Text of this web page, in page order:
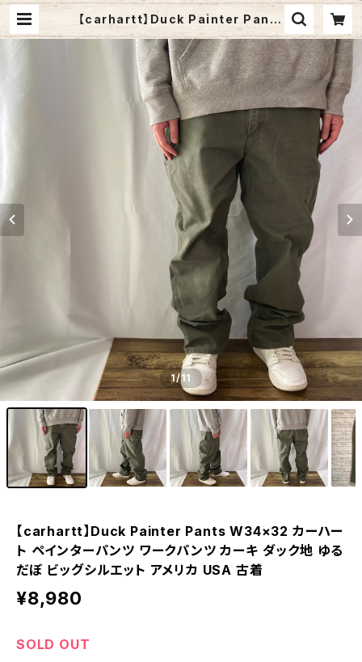
【carhartt】Duck Painter Pants
W34×32 カーハート ペインターパ
ンツ ワークパンツ カーキ ダック地 ゆ
るだぼ ビッグシルエット アメリカ US
A 古着 | Fuzzy Fuzzy
1/11
【carhartt】Duck Painter Pants W34×32 カーハー
ト ペインターパンツ ワークパンツ カーキ ダック地 ゆる
だぼ ビッグシルエット アメリカ USA 古着
¥8,980
SOLD OUT